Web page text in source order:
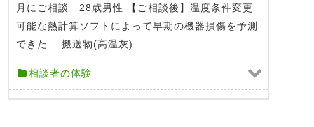
月にご相談 28歳男性 【ご相談後】温度条件変更
可能な熱計算ソフトによって早期の機器損傷を予測
できた 搬送物(高温灰)...
相談者の体験